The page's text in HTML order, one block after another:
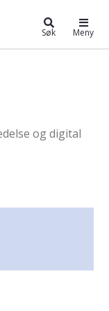
Søk Meny
master i
og digital